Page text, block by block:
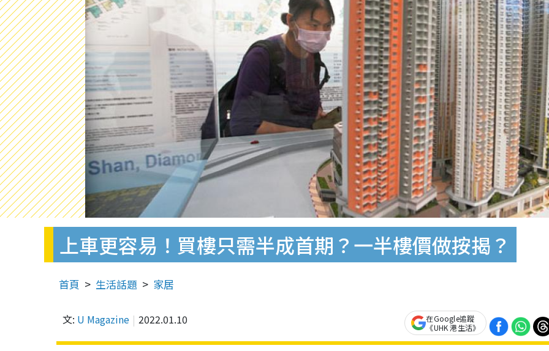
上車更容易！買樓只需半成首期？一半樓價做按揭？
首頁 生活話題 家居
文: U Magazine 2022.01.10
在Google追蹤
《UHK 港生活》